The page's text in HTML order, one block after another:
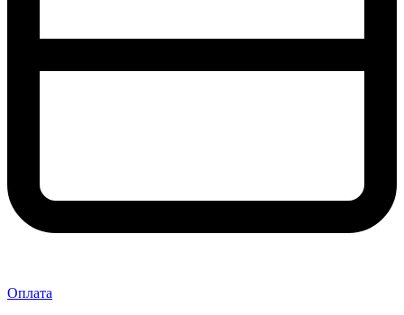
Оплата